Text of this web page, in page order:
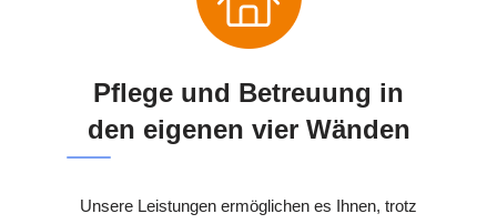
Pflege und Betreuung in
den eigenen vier Wänden
Unsere Leistungen ermöglichen es Ihnen, trotz